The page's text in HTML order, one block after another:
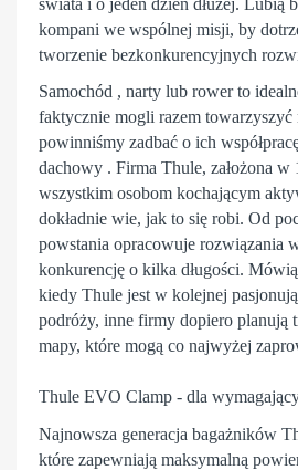
świata i o jeden dzień dłużej. Lubią
kompani we wspólnej misji, by
tworzenie bezkonkurencyjnych
Samochód , narty lub rower to
faktycznie mogli razem towarzyszyć
powinniśmy zadbać o ich
dachowy . Firma Thule, założona w
wszystkim osobom kochającym
dokładnie wie, jak to się robi. Od
powstania opracowuje rozwiązania
konkurencję o kilka długości.
kiedy Thule jest w kolejnej
podróży, inne firmy dopiero planują
mapy, które mogą co najwyżej
Thule EVO Clamp - dla
Najnowsza generacja bagażników
które zapewniają maksymalną